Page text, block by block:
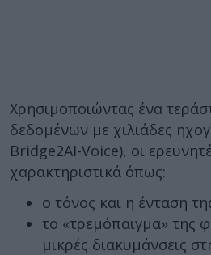
Χρησιμοποιώντας ένα
δεδομένων με χιλιάδες
Bridge2AI-Voice), οι
χαρακτηριστικά όπως:
ο τόνος και η ένταση
το «τρεμόπαιγμα» της
μικρές διακυμάνσεις